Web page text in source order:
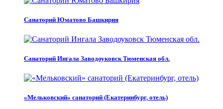
Санаторий Юматово Башкирия
Санаторий Ингала Заводоуковск Тюменская обл.
«Мельковский» санаторий (Екатеринбург, отель)